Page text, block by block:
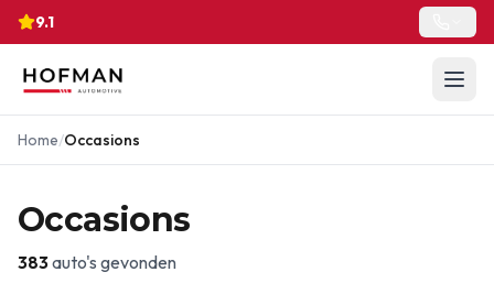
9.1
Home/Occasions
Occasions
383auto's gevonden